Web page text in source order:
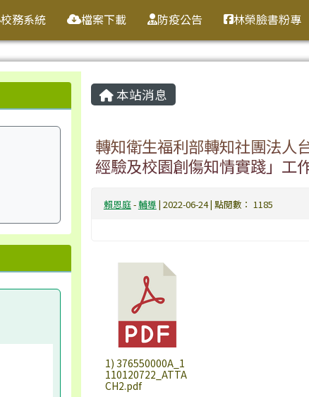
校務系統 檔案下載 防疫公告 林榮臉書粉專
主內容區域
本站消息
轉知衛生福利部轉知社團法人
經驗及校園創傷知情實踐」工
賴恩庭-輔導 | 2022-06-24 | 點閱數： 1185
1) 376550000A_1
110120722_ATTA
CH2.pdf